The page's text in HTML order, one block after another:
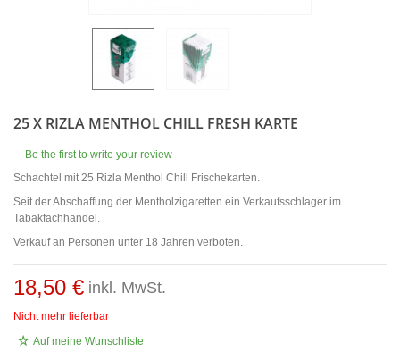
25 X RIZLA MENTHOL CHILL FRESH KARTE
- Be the first to write your review
Schachtel mit 25 Rizla Menthol Chill Frischekarten.
Seit der Abschaffung der Mentholzigaretten ein Verkaufsschlager im
Tabakfachhandel.
Verkauf an Personen unter 18 Jahren verboten.
18,50 € inkl. MwSt.
Nicht mehr lieferbar
Auf meine Wunschliste